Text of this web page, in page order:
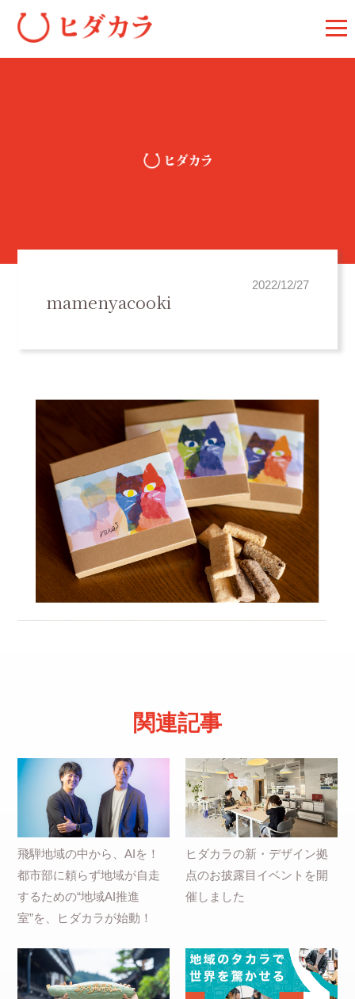
2022/12/27
mamenyacooki
関連記事
飛騨地域の中から、AIを！
都市部に頼らず地域が自走
するための“地域AI推進
室”を、ヒダカラが始動！
ヒダカラの新・デザイン拠
点のお披露目イベントを開
催しました